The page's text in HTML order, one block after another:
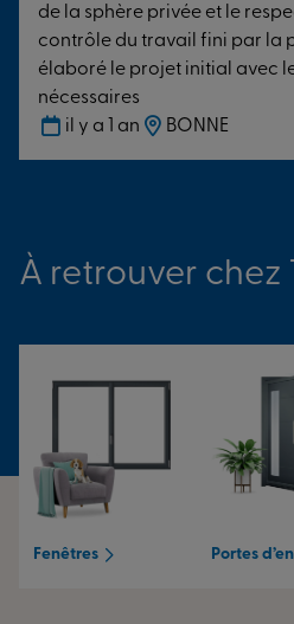
économies d’énergies. Vous
accompagnement par des
de qualité ! Notre équipe de
service et vous fait gagner du
des travaux.Discutons de votre
de la sphère privée et le
contrôle du travail fini par la
élaboré le projet initial avec
nécessaires
il y a 1 an
BONNE
À retrouver chez
Fenêtres Portes